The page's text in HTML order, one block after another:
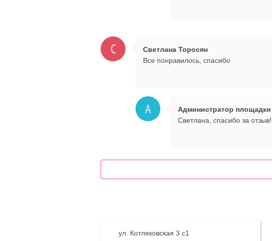
С Светлана Торосян
Все понравилось, спасибо
А Администратор площадки
Светлана, спасибо за отзыв!
ул. Котляковская 3 с1